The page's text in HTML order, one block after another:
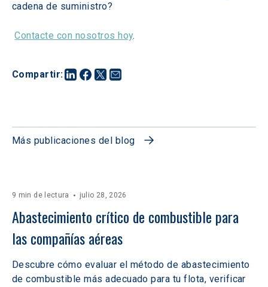
Compartir:
cadena de suministro?
Contacte con nosotros hoy.
Más publicaciones del blog
9 min de lectura julio 28, 2026
Abastecimiento crítico de combustible para
las compañías aéreas
Descubre cómo evaluar el método de abastecimiento
de combustible más adecuado para tu flota, verificar